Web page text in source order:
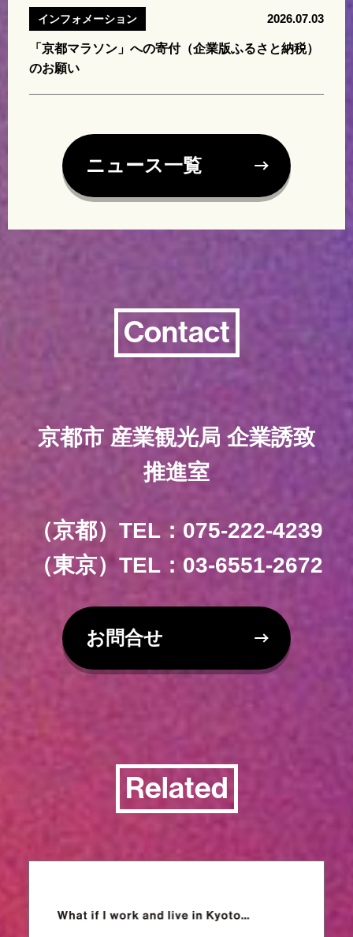
インフォメーション 2026.07.03
「京都マラソン」への寄付（企業版ふるさと納税）
のお願い
ニュース一覧
Contact
京都市 産業観光局 企業誘致
推進室
（京都）TEL：075-222-4239
（東京）TEL：03-6551-2672
お問合せ
Related